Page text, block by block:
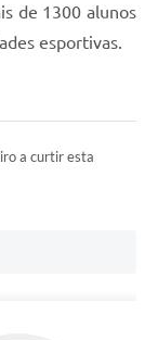
de 1300 alunos
esportivas.
a curtir esta